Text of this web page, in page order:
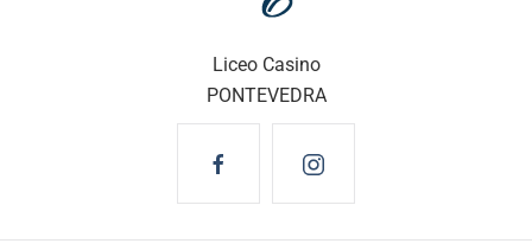
Liceo Casino
PONTEVEDRA